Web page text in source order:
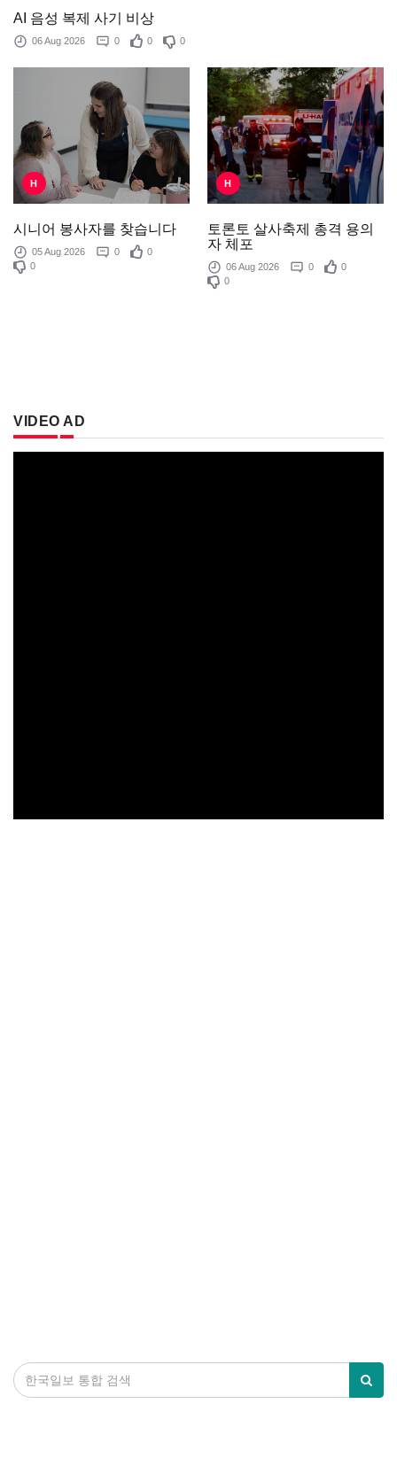
AI 음성 복제 사기 비상
06 Aug 2026 0 0 0
H
시니어 봉사자를 찾습니다
05 Aug 2026 0
0
0
H
토론토 살사축제 총격 용의
자 체포
06 Aug 2026 0
0
0
VIDEO AD